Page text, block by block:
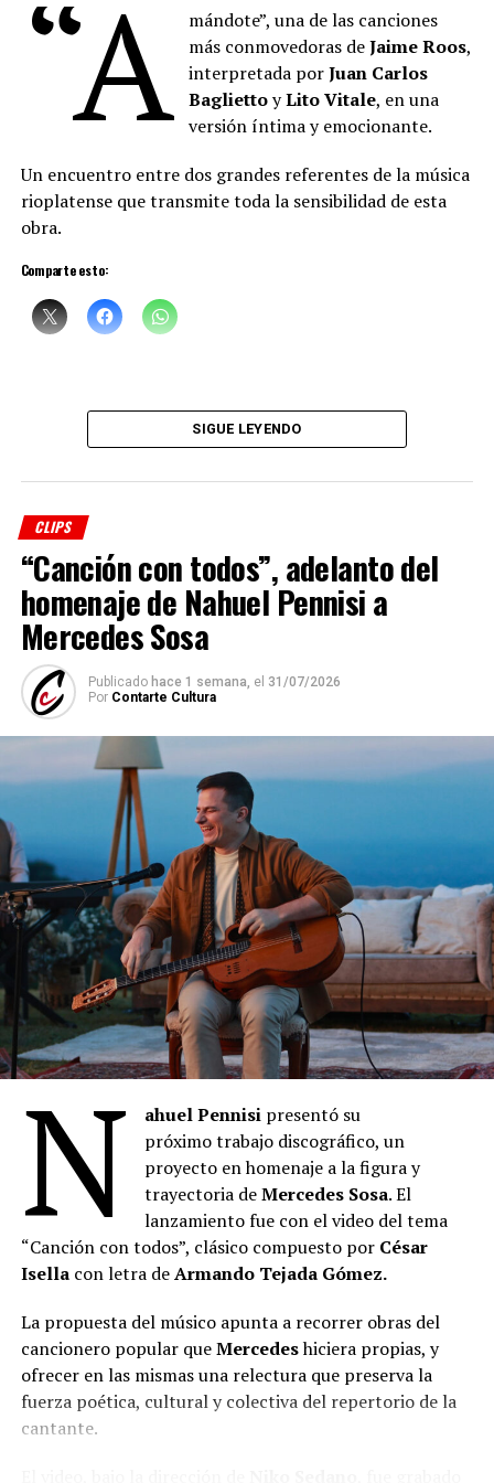
“A
mándote”, una de las canciones
más conmovedoras deJaime Roos,
interpretada porJuan Carlos
BagliettoyLito Vitale, en una
versión íntima y emocionante.
Un encuentro entre dos grandes referentes de la música
rioplatense que transmite toda la sensibilidad de esta
obra.
Comparte esto:
SIGUE LEYENDO
CLIPS
“Canción con todos”, adelanto del
homenaje de Nahuel Pennisi a
Mercedes Sosa
Publicado hace 1 semana, el 31/07/2026
Por Contarte Cultura
N ahuel Pennisi presentó su
próximo trabajo discográfico, un
proyecto en homenaje a la figura y
trayectoria deMercedes Sosa. El
lanzamiento fue con el video del tema
“Canción con todos”, clásico compuesto por César
Isellacon letra deArmando Tejada Gómez.
La propuesta del músico apunta a recorrer obras del
cancionero popular queMercedeshiciera propias, y
ofrecer en las mismas una relectura que preserva la
fuerza poética, cultural y colectiva del repertorio de la
cantante.